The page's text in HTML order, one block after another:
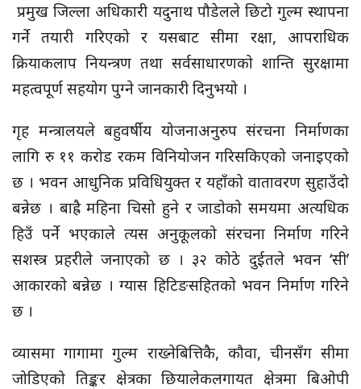
प्रमुख जिल्ला अधिकारी यदुनाथ पौडेलले छिटो गुल्म स्थापना
गर्ने तयारी गरिएको र यसबाट सीमा रक्षा, आपराधिक
क्रियाकलाप नियन्त्रण तथा सर्वसाधारणको शान्ति सुरक्षामा
महत्वपूर्ण सहयोग पुग्ने जानकारी दिनुभयो ।
गृह मन्त्रालयले बहुवर्षीय योजनाअनुरुप संरचना निर्माणका
लागि रु ११ करोड रकम विनियोजन गरिसकिएको जनाइएको
छ । भवन आधुनिक प्रविधियुक्त र यहाँको वातावरण सुहाउँदो
बन्नेछ । बाह्रै महिना चिसो हुने र जाडोको समयमा अत्यधिक
हिउँ पर्ने भएकाले त्यस अनुकूलको संरचना निर्माण गरिने
सशस्त्र प्रहरीले जनाएको छ । ३२ कोठे दुईतले भवन ‘सी’
आकारको बन्नेछ । ग्यास हिटिङसहितको भवन निर्माण गरिने
छ ।
व्यासमा गागामा गुल्म राख्नेबित्तिकै, कौवा, चीनसँग सीमा
जोडिएको तिङ्कर क्षेत्रका छियालेकलगायत क्षेत्रमा बिओपी